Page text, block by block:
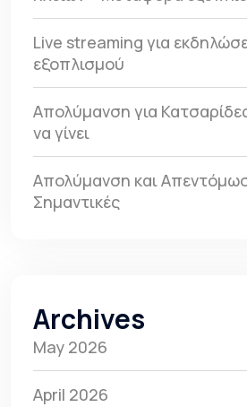
Live streaming για
εξοπλισμού
Απολύμανση για
να γίνει
Απολύμανση και
Σημαντικές
Archives
May 2026
April 2026